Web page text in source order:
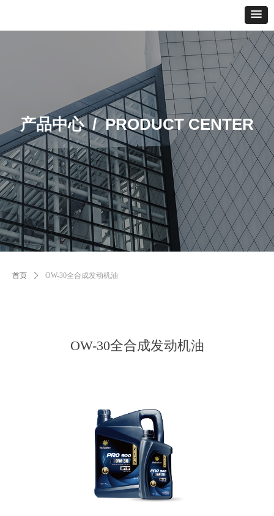
首页 ꄲ OW-30全合成发动机油
OW-30全合成发动机油
产品中心 /PRODUCT CENTER